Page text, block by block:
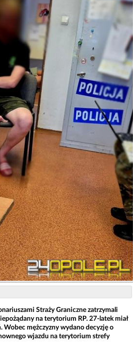
Straży Graniczne zatrzymali
na terytorium RP. 27-latek miał
Wobec mężczyzny wydano decyzję o
wjazdu na terytorium strefy